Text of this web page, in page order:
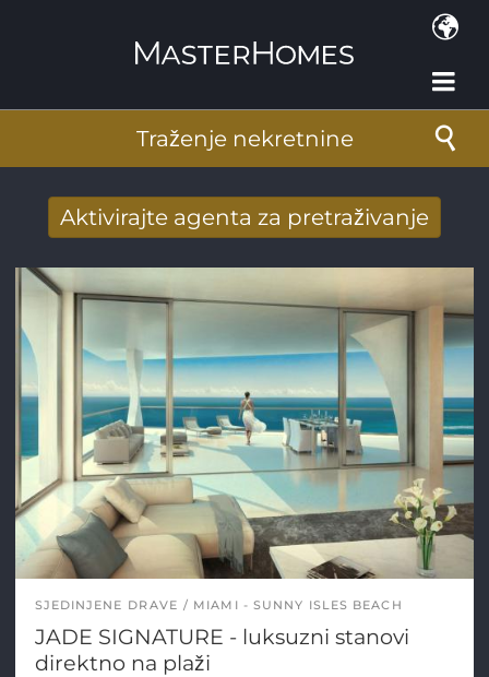
Traženje nekretnine
Aktivirajte agenta za pretraživanje
Adresa e-pošte*
SJEDINJENE DRAVE MIAMI - SUNNY ISLES BEACH
JADE SIGNATURE - luksuzni stanovi
direktno na plaži